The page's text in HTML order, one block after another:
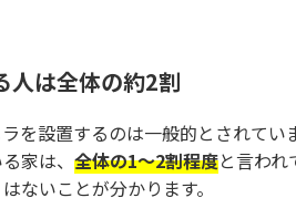
人は全体の約2割
を設置するのは一般的とされてい
家は、 全体の1～2割程度と言われ
ないことが分かります。